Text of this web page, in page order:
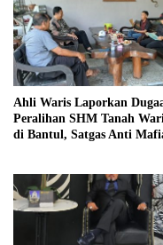
Ahli Waris Laporkan
Peralihan SHM Tanah
di Bantul, Satgas Anti